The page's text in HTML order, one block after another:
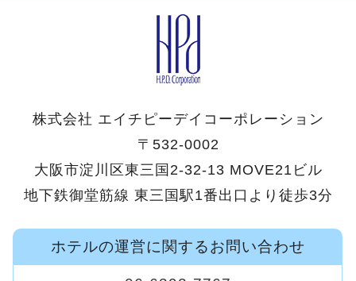
株式会社 エイチピーデイコーポレーション
〒532-0002
大阪市淀川区東三国2-32-13 MOVE21ビル
地下鉄御堂筋線 東三国駅1番出口より徒歩3分
ホテルの運営に関するお問い合わせ